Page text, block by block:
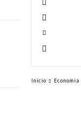
Inicio Economia